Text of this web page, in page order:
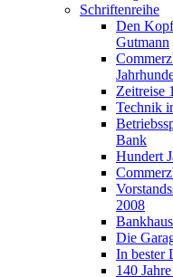
Schriftenreihe
Den
Gutmann
Zeitreise
Technik
Bank
Hundert
2008
Die
In bester
140